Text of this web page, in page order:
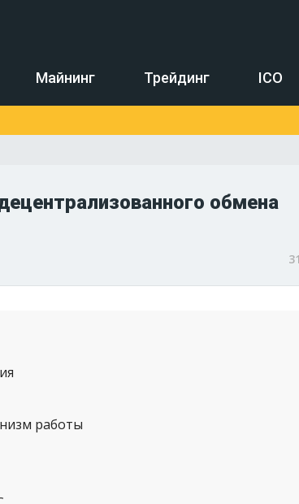
Майнинг Трейдинг ICO
обмена
работы